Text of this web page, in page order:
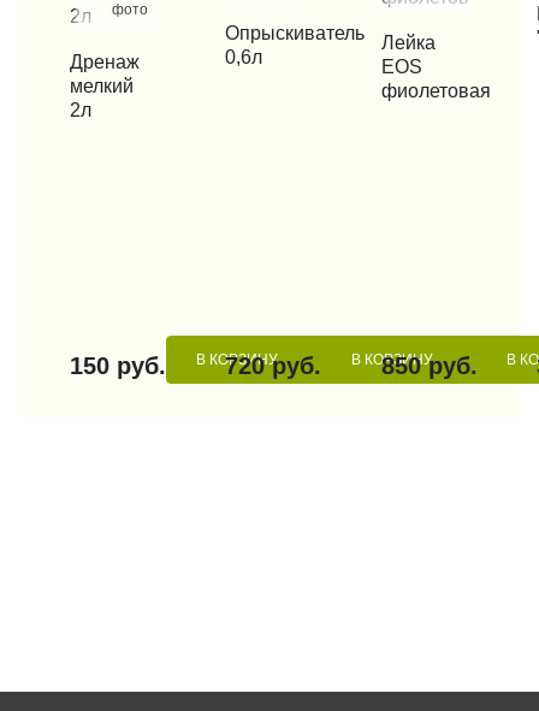
фото
КУПИТЬ В 1 КЛИК
Дренаж
мелкий
2л
150 руб. В КОРЗИНУ
КУПИТЬ В 1 КЛИК
Опрыскиватель
0,6л
720 руб. В КОРЗИНУ
КУПИТЬ В 1 КЛИК
Лейка
EOS
фиолетовая
850 руб. В